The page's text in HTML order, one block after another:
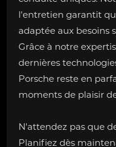
l'entretien garantit
adaptée aux besoins
Grâce à notre
dernières
Porsche reste en
moments de plaisir
N'attendez pas que
Planifiez dès